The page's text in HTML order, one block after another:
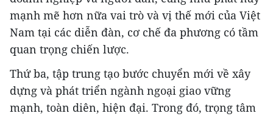
mạnh mẽ hơn nữa vai trò và vị thế mới của Việt
Nam tại các diễn đàn, cơ chế đa phương có tầm
quan trọng chiến lược.
Thứ ba, tập trung tạo bước chuyển mới về xây
dựng và phát triển ngành ngoại giao vững
mạnh, toàn diên, hiện đại. Trong đó, trọng tâm